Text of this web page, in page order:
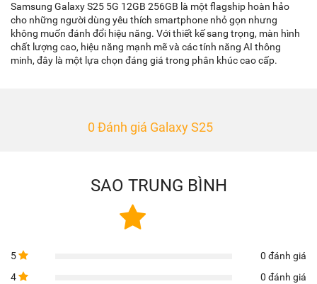
Samsung Galaxy S25 5G 12GB 256GB là một flagship hoàn hảo
cho những người dùng yêu thích smartphone nhỏ gọn nhưng
không muốn đánh đổi hiệu năng. Với thiết kế sang trọng, màn hình
chất lượng cao, hiệu năng mạnh mẽ và các tính năng AI thông
minh, đây là một lựa chọn đáng giá trong phân khúc cao cấp.
0 Đánh giá Galaxy S25
SAO TRUNG BÌNH
5
0 đánh giá
4
0 đánh giá